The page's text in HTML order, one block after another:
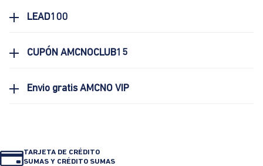
LEAD100
CUPÓN AMCNOCLUB15
Envio gratis AMCNO VIP
TARJETA DE CRÉDITO
SUMAS Y CRÉDITO SUMAS